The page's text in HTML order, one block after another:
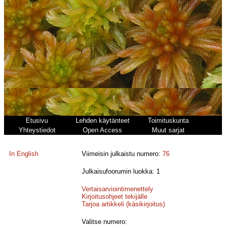
Etusivu Lehden käytänteet
Toimituskunta
Yhteystiedot
Open Access Muut sarjat
In English Viimeisin julkaistu numero:76
Julkaisufoorumin luokka: 1
Vertaisarviointimenettely
Kirjoitusohjeet tekijälle
Tarjoa artikkeli (käsikirjoitus)
Valitse numero: